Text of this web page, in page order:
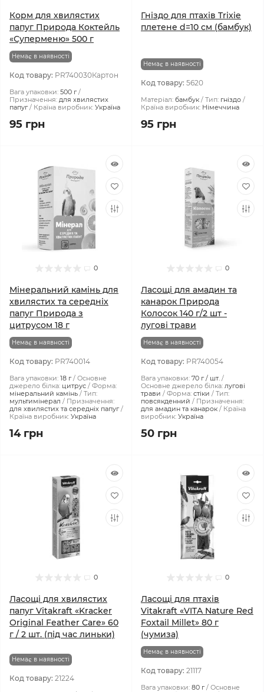
Корм для хвилястих
папуг Природа Коктейль
«Суперменю» 500 г
Немає в наявності
Код товару: PR740030Картон
Вага упаковки: 500 г
Призначення: для хвилястих
папуг
Країна виробник: Україна
95 грн
Гніздо для птахів Trixie
плетене d=10 см (бамбук)
Немає в наявності
Код товару: 5620
Матеріал: бамбук Тип: гніздо
Країна виробник: Німеччина
95 грн
0
Мінеральний камінь для
хвилястих та середніх
папуг Природа з
цитрусом 18 г
Немає в наявності
Код товару: PR740014
Вага упаковки: 18 г
Основне
джерело білка: цитрус
Форма:
мінеральний камінь
Тип:
мультимінерал
Призначення:
для хвилястих та середніх папуг
Країна виробник: Україна
14 грн
0
Ласощі для амадин та
канарок Природа
Колосок 140 г/2 шт -
лугові трави
Немає в наявності
Код товару: PR740054
Вага упаковки: 70 г / шт.
Основне джерело білка: лугові
трави
Форма: стіки
Тип:
повсякденний
Призначення:
для амадин та канарок
Країна
виробник: Україна
50 грн
0
Ласощі для хвилястих
папуг Vitakraft «Kracker
Original Feather Care» 60
г / 2 шт. (під час линьки)
Немає в наявності
Код товару: 21224
0
Ласощі для птахів
Vitakraft «VITA Nature Red
Foxtail Millet» 80 г
(чумиза)
Немає в наявності
Код товару: 21117
Вага упаковки: 80 г
Основне